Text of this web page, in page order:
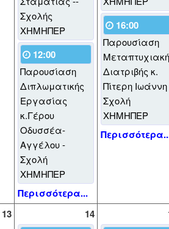
Σχολής
ΧΗΜΗΠΕΡ
12:00
Παρουσίαση
Διπλωματικής
Εργασίας
κ.Γέρου
Οδυσσέα-
Αγγέλου -
Σχολή
ΧΗΜΗΠΕΡ
Περισσότερα...
16:00
Παρουσίαση
Διατριβής κ.
Πίτερη Ιωάννη
Σχολή
ΧΗΜΗΠΕΡ
13 14